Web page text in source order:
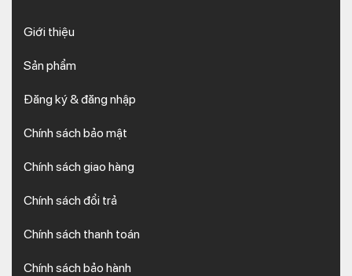
Giới thiệu
Sản phẩm
Đăng ký & đăng nhập
Chính sách bảo mật
Chính sách giao hàng
Chính sách đổi trả
Chính sách thanh toán
Chính sách bảo hành